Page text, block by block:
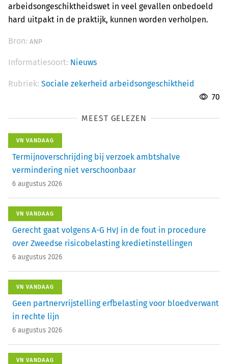
arbeidsongeschiktheidswet in veel gevallen onbedoeld
hard uitpakt in de praktijk, kunnen worden verholpen.
Bron: ANP
Informatiesoort: Nieuws
Rubriek: Sociale zekerheid arbeidsongeschiktheid
70
MEEST GELEZEN
VN VANDAAG
Termijnoverschrijding bij verzoek ambtshalve
vermindering niet verschoonbaar
6 augustus 2026
VN VANDAAG
Gerecht gaat volgens A-G HvJ in de fout in procedure
over Zweedse risicobelasting kredietinstellingen
6 augustus 2026
VN VANDAAG
Geen partnervrijstelling erfbelasting voor bloedverwant
in rechte lijn
6 augustus 2026
VN VANDAAG